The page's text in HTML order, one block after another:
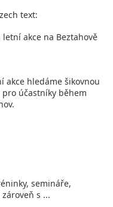
text:
akce na Beztahově
akce hledáme šikovnou
účastníky během
semináře,
s ...